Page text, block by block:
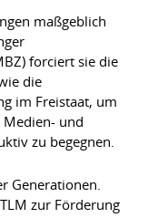
maßgeblich
forciert sie die
die
im Freistaat, um
und
zu begegnen.
Generationen.
zur Förderung